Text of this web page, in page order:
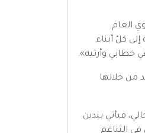
العام.
كلّ أبناء
خطابي وأرثيه».
خلالها
فيأتي بيدين
التناغم